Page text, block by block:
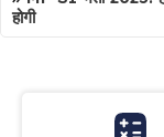
होगी